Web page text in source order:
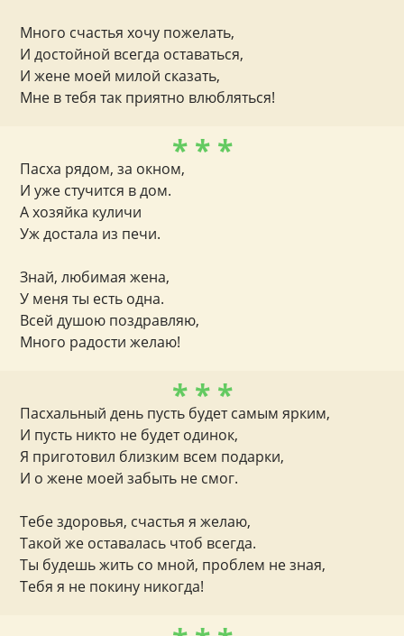
Много счастья хочу пожелать,
И достойной всегда оставаться,
И жене моей милой сказать,
Мне в тебя так приятно влюбляться!
* * *
Пасха рядом, за окном,
И уже стучится в дом.
А хозяйка куличи
Уж достала из печи.
Знай, любимая жена,
У меня ты есть одна.
Всей душою поздравляю,
Много радости желаю!
* * *
Пасхальный день пусть будет самым ярким,
И пусть никто не будет одинок,
Я приготовил близким всем подарки,
И о жене моей забыть не смог.
Тебе здоровья, счастья я желаю,
Такой же оставалась чтоб всегда.
Ты будешь жить со мной, проблем не зная,
Тебя я не покину никогда!